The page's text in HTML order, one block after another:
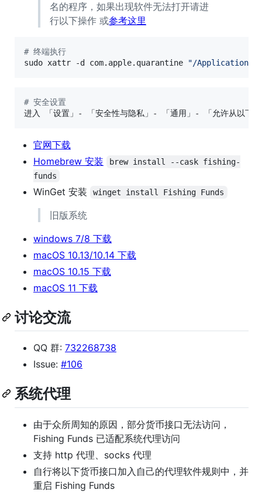
名的程序，如果出现软件无法打开请进
行以下操作 或参考这里
# 终端执行
sudo xattr -d com.apple.quarantine
"/Applications/
# 安全设置
进入 「设置」- 「安全性与隐私」- 「通用」- 「允许从以下位
官网下载
Homebrew 安装
brew install --cask fishing-
funds
WinGet 安装 winget install Fishing Funds
旧版系统
windows 7/8 下载
macOS 10.13/10.14 下载
macOS 10.15 下载
macOS 11 下载
讨论交流
QQ 群: 732268738
Issue: #106
系统代理
由于众所周知的原因，部分货币接口无法访问，
Fishing Funds 已适配系统代理访问
支持 http 代理、socks 代理
自行将以下货币接口加入自己的代理软件规则中，并
重启 Fishing Funds